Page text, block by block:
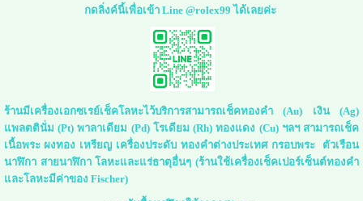
กดลิ่งค์นี้เพื่อเข้า Line @rolex99 ได้เลยค่ะ
ร้านมีเครื่องเอกซเรย์เช็คโลหะไว้บริการสามารถเช็คทองคำ (Au) เงิน (Ag)
แพลตตินั่ม (Pt) พาลาเดียม (Pd) โรเดียม (Rh) ทองแดง (Cu) ฯลฯ สามารถเช็ค
เนื้อพระ ผงทอง เหรียญ เครื่องประดับ ทองคำต่างประเทศ กรอบพระ ตัวเรือน
นาฬิกา สายนาฬิกา โลหะและแร่ธาตุอื่นๆ (ร้านใช้เครื่องเช็คเปอร์เซ็นต์ทองคำ
และโลหะมีค่าของ Fischer)